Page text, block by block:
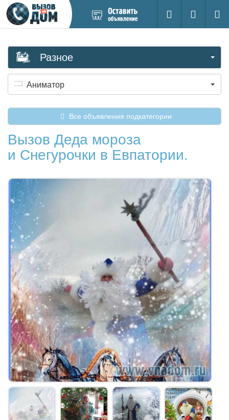
новое
Поиск
Вход на
Разное
Аниматор
Все объявления подкатегории
Вызов Деда мороза
и Снегурочки в Евпатории.